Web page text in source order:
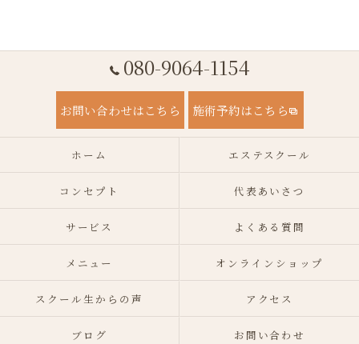
080-9064-1154
お問い合わせはこちら 施術予約はこちら
ホーム エステスクール
コンセプト 代表あいさつ
サービス よくある質問
メニュー オンラインショップ
スクール生からの声 アクセス
ブログ お問い合わせ